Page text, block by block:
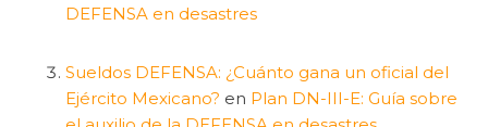
DEFENSA en desastres
Sueldos DEFENSA: ¿Cuánto gana un oficial del
Ejército Mexicano? en Plan DN-III-E: Guía sobre